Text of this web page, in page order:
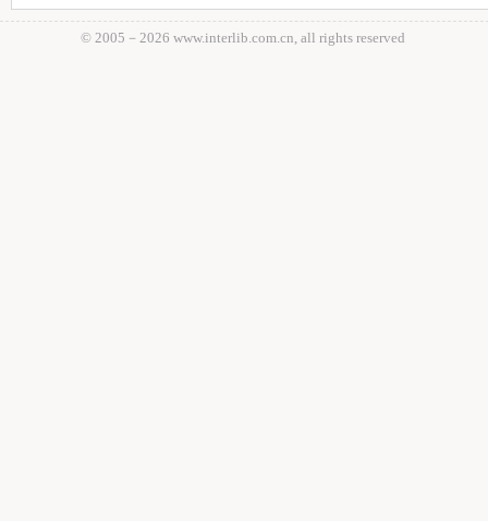
© 2005－ 2026 www.interlib.com.cn, all rights reserved